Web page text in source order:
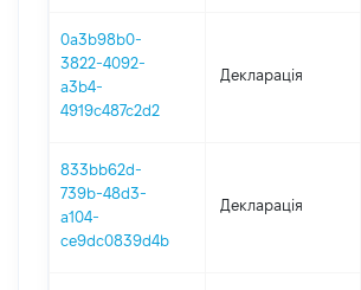
0a3b98b0-
3822-4092-
a3b4-
4919c487c2d2
Декларація
833bb62d-
739b-48d3-
a104-
ce9dc0839d4b
Декларація